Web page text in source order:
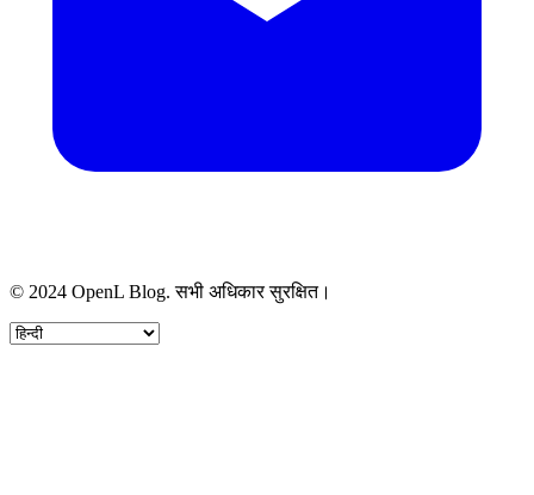
© 2024 OpenL Blog. सभी अधिकार सुरक्षित।